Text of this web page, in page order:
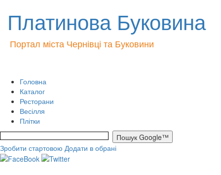
Платинова Буковина
Портал міста Чернівці та Буковини
Головна
Каталог
Ресторани
Весілля
Плітки
Зробити стартовою Додати в обрані